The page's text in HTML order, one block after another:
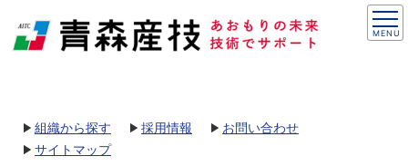
組織から探す 採用情報
お問い合わせ
サイトマップ